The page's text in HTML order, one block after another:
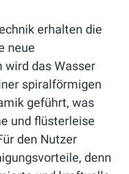
erhalten die
neue
wird das Wasser
spiralförmigen
geführt, was
und flüsterleise
den Nutzer
denn